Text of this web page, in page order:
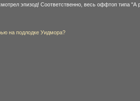
эпизод! Соответственно, весь оффтоп типа "А
на подлодке Уидмора?